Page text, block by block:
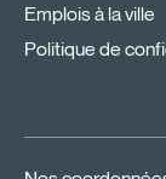
Emplois à la ville
Politique de